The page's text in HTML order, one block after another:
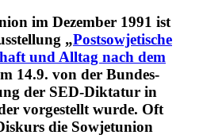
im Dezember 1991 ist
„Postso­wje­tische
und Alltag nach dem
14.9. von der Bundes­
der SED-Diktatur in
vorge­stellt wurde. Oft
die Sowjet­union